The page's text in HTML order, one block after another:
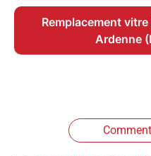
Remplacement
Ardenne